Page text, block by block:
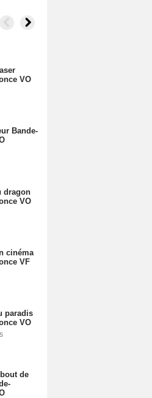
VO
Bande-
dragon
VO
cinéma
VF
paradis
VO
de